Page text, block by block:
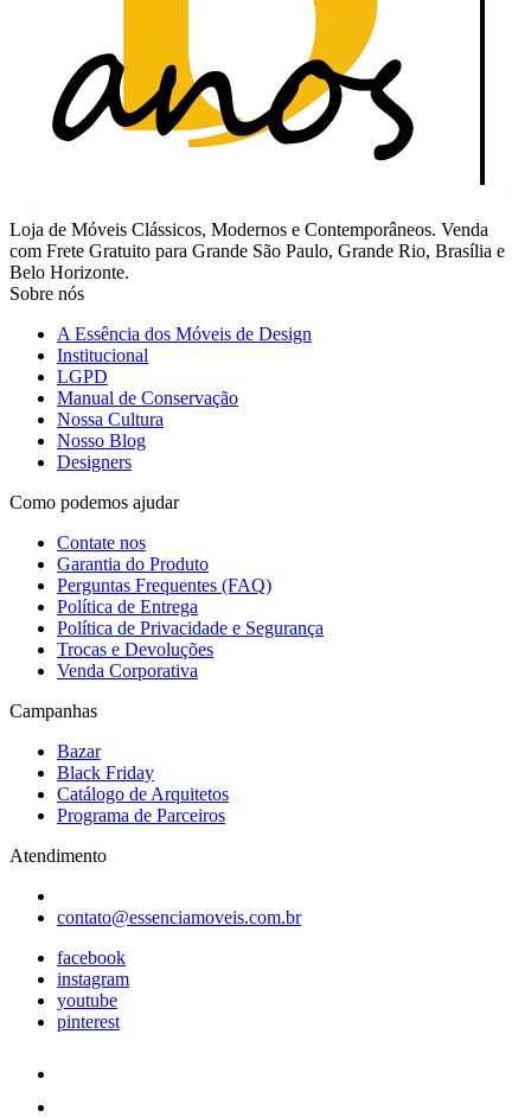
Loja de Móveis Clássicos, Modernos e Contemporâneos. Venda
com Frete Gratuito para Grande São Paulo, Grande Rio, Brasília e
Belo Horizonte.
Sobre nós
A Essência dos Móveis de Design
Institucional
LGPD
Manual de Conservação
Nossa Cultura
Nosso Blog
Designers
Como podemos ajudar
Contate nos
Garantia do Produto
Perguntas Frequentes (FAQ)
Política de Entrega
Política de Privacidade e Segurança
Trocas e Devoluções
Venda Corporativa
Campanhas
Bazar
Black Friday
Catálogo de Arquitetos
Programa de Parceiros
Atendimento
contato@essenciamoveis.com.br
facebook
instagram
youtube
pinterest